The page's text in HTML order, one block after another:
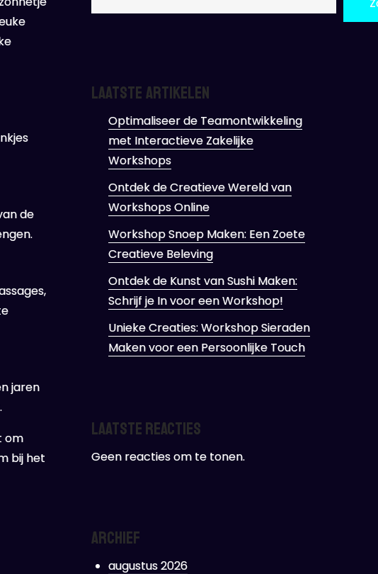
de
jaren
om
bij het
Laatste artikelen
Optimaliseer de Teamontwikkeling
met Interactieve Zakelijke
Workshops
Ontdek de Creatieve Wereld van
Workshops Online
Workshop Snoep Maken: Een Zoete
Creatieve Beleving
Ontdek de Kunst van Sushi Maken:
Schrijf je In voor een Workshop!
Unieke Creaties: Workshop Sieraden
Maken voor een Persoonlijke Touch
Laatste reacties
Geen reacties om te tonen.
Archief
augustus 2026